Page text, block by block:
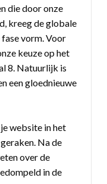
die door onze
kreeg de globale
vorm. Voor
keuze op het
8. Natuurlijk is
een gloednieuwe
website in het
Na de
over de
in de